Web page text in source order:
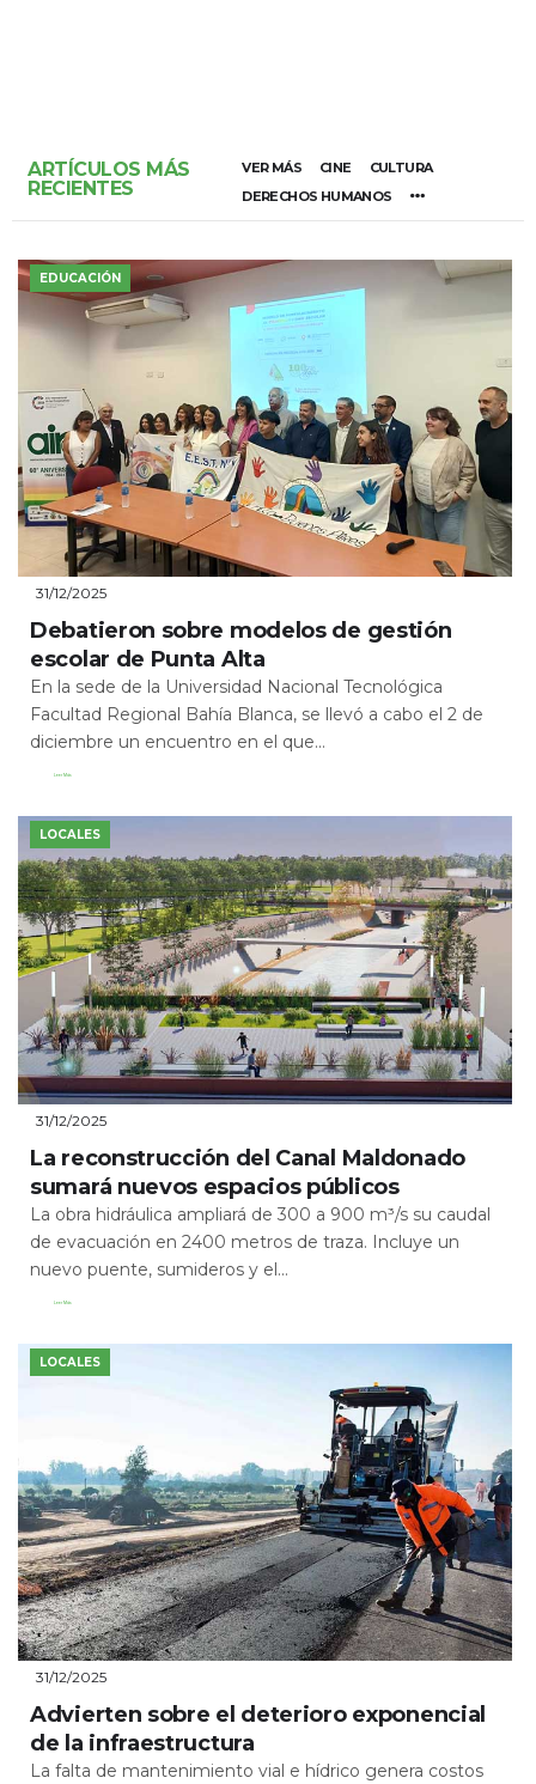
ARTÍCULOS MÁS
RECIENTES
VER MÁS CINE
CULTURA
DERECHOS HUMANOS
EDUCACIÓN
31/12/2025
Debatieron sobre modelos de gestión
escolar de Punta Alta
En la sede de la Universidad Nacional Tecnológica
Facultad Regional Bahía Blanca, se llevó a cabo el 2 de
diciembre un encuentro en el que...
Leer Más
LOCALES
31/12/2025
La reconstrucción del Canal Maldonado
sumará nuevos espacios públicos
La obra hidráulica ampliará de 300 a 900 m³/s su caudal
de evacuación en 2400 metros de traza. Incluye un
nuevo puente, sumideros y el...
Leer Más
LOCALES
31/12/2025
Advierten sobre el deterioro exponencial
de la infraestructura
La falta de mantenimiento vial e hídrico genera costos